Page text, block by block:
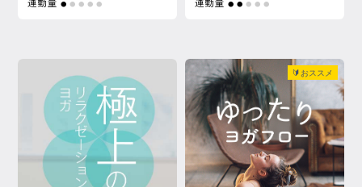
● ● ● ● ● ● ● ● ● ●
🔰おススメ